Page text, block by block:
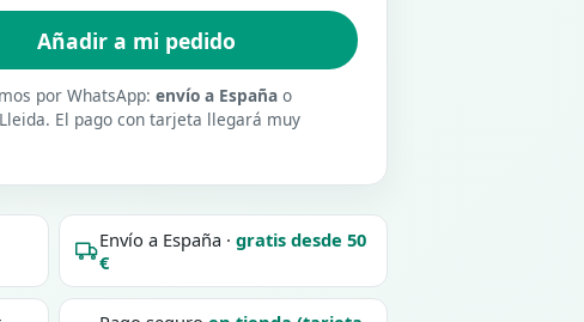
Añadir a mi pedido
por WhatsApp: envío a España o
El pago con tarjeta llegará muy
Envío a España · gratis desde 50
€